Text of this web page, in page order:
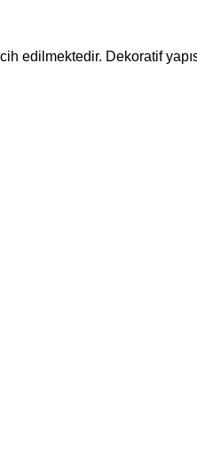
edilmektedir. Dekoratif